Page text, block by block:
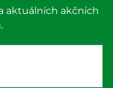
aktuálních akčních